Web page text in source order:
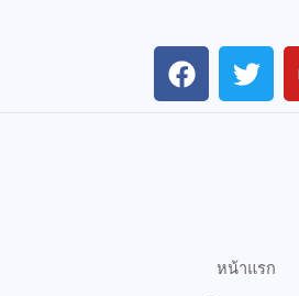
F
a
c
T
w
i
หน้าแรก